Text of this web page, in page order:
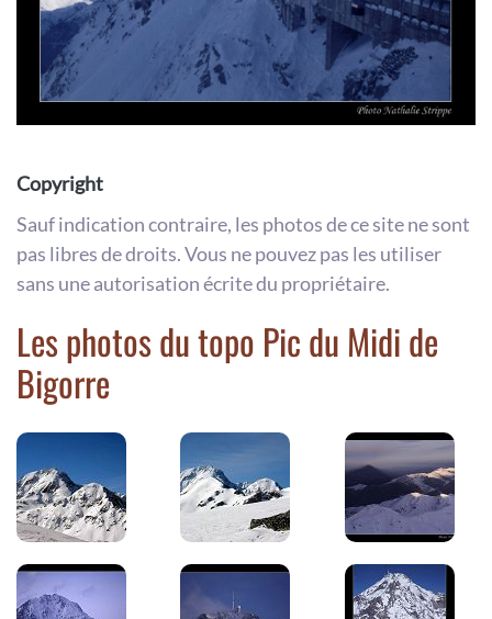
Copyright
Sauf indication contraire, les photos de ce site ne sont
pas libres de droits. Vous ne pouvez pas les utiliser
sans une autorisation écrite du propriétaire.
Les photos du topo Pic du Midi de
Bigorre